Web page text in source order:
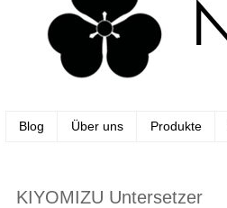
Blog Über uns Produkte
KIYOMIZU Untersetzer